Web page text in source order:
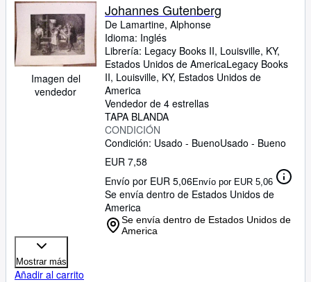
Imagen del
vendedor
Johannes Gutenberg
De Lamartine, Alphonse
Idioma: Inglés
Librería: Legacy Books II, Louisville, KY,
Estados Unidos de AmericaLegacy Books
II, Louisville, KY, Estados Unidos de
America
Vendedor de 4 estrellas
TAPA BLANDA
CONDICIÓN
Condición: Usado - BuenoUsado - Bueno
EUR 7,58
Envío por EUR 5,06Envío por EUR 5,06
Se envía dentro de Estados Unidos de
America
Se envía dentro de Estados Unidos de
America
Mostrar más
Añadir al carrito